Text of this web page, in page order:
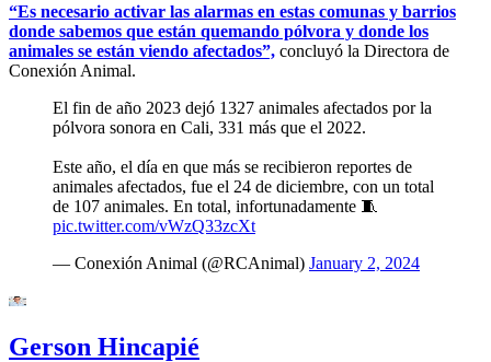
“Es necesario activar las alarmas en estas comunas y barrios
donde sabemos que están quemando pólvora y donde los
animales se están viendo afectados”, concluyó la Directora de
Conexión Animal.
El fin de año 2023 dejó 1327 animales afectados por la
pólvora sonora en Cali, 331 más que el 2022.
Este año, el día en que más se recibieron reportes de
animales afectados, fue el 24 de diciembre, con un total
de 107 animales. En total, infortunadamente 🧵
pic.twitter.com/vWzQ33zcXt
— Conexión Animal (@RCAnimal) January 2, 2024
Gerson Hincapié